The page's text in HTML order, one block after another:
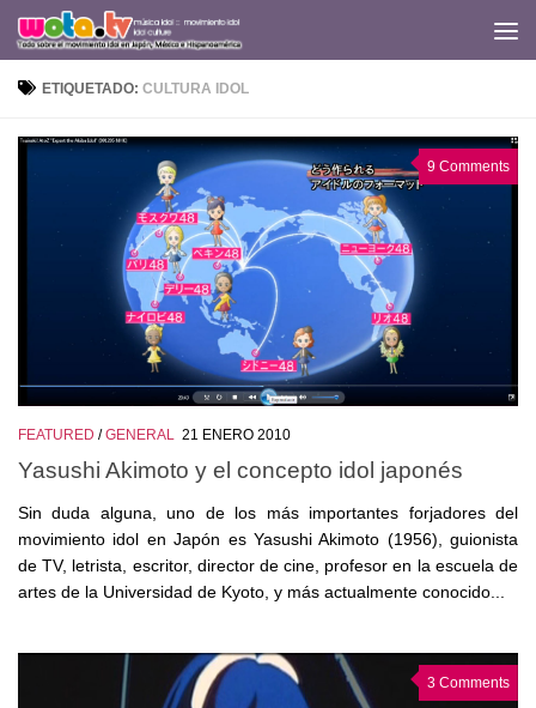
Saltar al contenido
ETIQUETADO:CULTURA IDOL
9 Comments
FEATURED /GENERAL 21 ENERO 2010
Yasushi Akimoto y el concepto idol japonés
Sin duda alguna, uno de los más importantes forjadores del
movimiento idol en Japón es Yasushi Akimoto (1956), guionista
de TV, letrista, escritor, director de cine, profesor en la escuela de
artes de la Universidad de Kyoto, y más actualmente conocido...
3 Comments